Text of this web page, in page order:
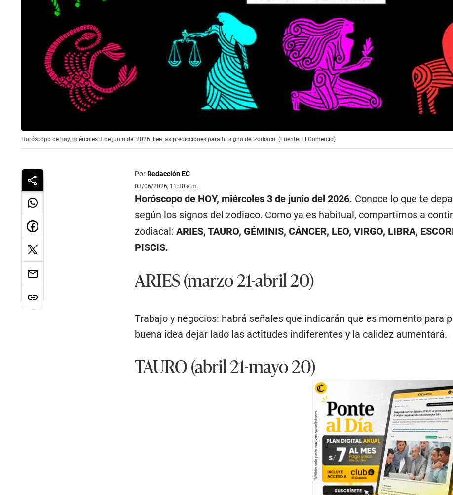
Horóscopo de hoy, miércoles 3 de junio del 2026. Lee las predicciones para tu signo del zodiaco. (Fuente: El Comercio)
PorRedacción EC
03/06/2026, 11:30 a.m.
Horóscopo de HOY, miércoles 3 de junio del 2026. Conoce lo que te
según los signos del zodiaco. Como ya es habitual, compartimos a
zodiacal:ARIES, TAURO, GÉMINIS, CÁNCER, LEO, VIRGO, LIBRA,
PISCIS.
ARIES (marzo 21-abril 20)
Trabajo y negocios: habrá señales que indicarán que es momento para
buena idea dejar lado las actitudes indiferentes y la calidez aumentará.
TAURO (abril 21-mayo 20)